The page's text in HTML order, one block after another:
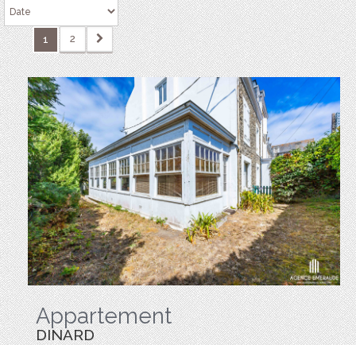
1 2
Appartement
DINARD